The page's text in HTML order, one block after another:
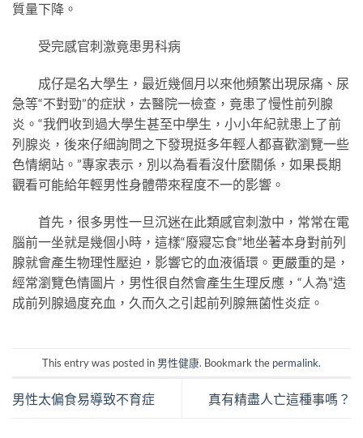
質量下降。
受完感官刺激竟患男科病
成仔是名大學生，最近幾個月以來他頻繁出現尿痛、尿
急等“不對勁”的症狀，去醫院一檢查，竟患了慢性前列腺
炎。“我們收到過大學生甚至中學生，小小年紀就患上了前
列腺炎，後來仔細詢問之下發現挺多年輕人都喜歡瀏覽一些
色情網站。”專家表示，別以為看看沒什麼關係，如果長期
觀看可能給年輕男性身體帶來程度不一的影響。
首先，很多男性一旦沉迷在此類感官刺激中，常常在電
腦前一坐就是幾個小時，這樣“廢寢忘食”地坐著本身對前列
腺就會產生物理性壓迫，影響它的血液循環。更嚴重的是，
經常瀏覽色情圖片，男性很自然會產生生理反應，“人為”造
成前列腺過度充血，久而久之引起前列腺無菌性炎症。
This entry was posted in 男性健康. Bookmark the permalink.
男性太偏食易導致不育症 真有精盡人亡這種事嗎？